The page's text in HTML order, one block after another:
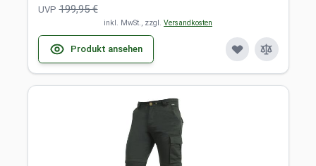
UVP 199,95 €
inkl. MwSt., zzgl. Versandkosten
Produkt ansehen